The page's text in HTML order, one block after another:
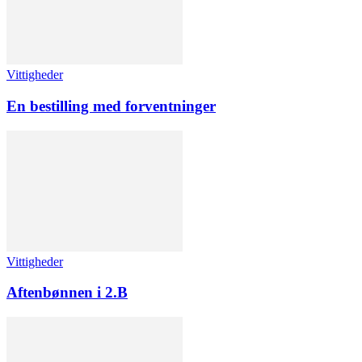
Vittigheder
En bestilling med forventninger
Vittigheder
Aftenbønnen i 2.B